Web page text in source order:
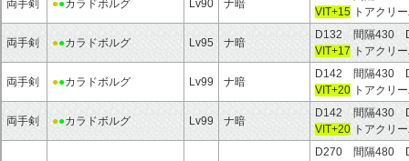
両手剣 ●●カラドボルグ Lv90 ナ暗
VIT+15 トアクリ
両手剣 ●●カラドボルグ Lv95 ナ暗
D132 間隔430
VIT+17 トアクリ
両手剣 ●●カラドボルグ Lv99 ナ暗
D142 間隔430
VIT+20 トアクリ
両手剣 ●●カラドボルグ Lv99 ナ暗
D142 間隔430
VIT+20 トアクリ
D270 間隔480